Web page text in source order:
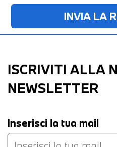
ISCRIVITI ALLA
NEWSLETTER
Inserisci la tua mail